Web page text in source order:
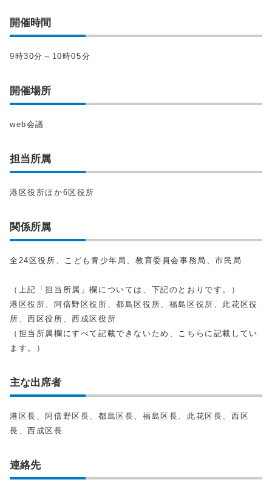
開催時間
9時30分～10時05分
開催場所
web会議
担当所属
港区役所ほか6区役所
関係所属
全24区役所、こども青少年局、教育委員会事務局、市民局
（上記「担当所属」欄については、下記のとおりです。）
港区役所、阿倍野区役所、都島区役所、福島区役所、此花区役
所、西区役所、西成区役所
（担当所属欄にすべて記載できないため、こちらに記載してい
ます。）
主な出席者
港区長、阿倍野区長、都島区長、福島区長、此花区長、西区
長、西成区長
連絡先